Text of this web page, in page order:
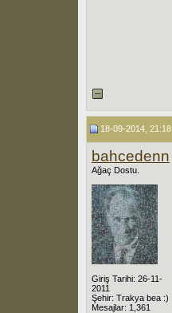
18-09-2014, 21:18
bahcedenn
Ağaç Dostu.
Giriş Tarihi: 26-11-
2011
Şehir: Trakya bea :)
Mesajlar: 1,361